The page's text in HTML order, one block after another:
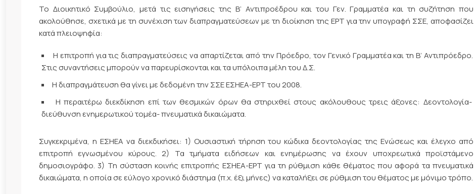
Το Διοικητικό Συμβούλιο, μετά τις εισηγήσεις της Β’ Αντιπροέδρου και του Γεν. Γραμματέα και τη συζήτηση που
ακολούθησε, σχετικά με τη συνέχιση των διαπραγματεύσεων με τη διοίκηση της ΕΡΤ για την υπογραφή ΣΣΕ, αποφασίζει
κατά πλειοψηφία:
Η επιτροπή για τις διαπραγματεύσεις να απαρτίζεται από την Πρόεδρο, τον Γενικό Γραμματέα και τη Β’ Αντιπρόεδρο.
Στις συναντήσεις μπορούν να παρευρίσκονται και τα υπόλοιπα μέλη του Δ.Σ.
Η διαπραγμάτευση θα γίνει με δεδομένη την ΣΣΕ ΕΣΗΕΑ-ΕΡΤ του 2008.
Η περαιτέρω διεκδίκηση επί των θεσμικών όρων θα στηριχθεί στους ακόλουθους τρεις άξονες: Δεοντολογία-
διεύθυνση ενημερωτικού τομέα- πνευματικά δικαιώματα.
Συγκεκριμένα, η ΕΣΗΕΑ να διεκδικήσει: 1) Ουσιαστική τήρηση του κώδικα δεοντολογίας της Ενώσεως και έλεγχο από
επιτροπή εγνωσμένου κύρους. 2) Τα τμήματα ειδήσεων και ενημέρωσης να έχουν υποχρεωτικά προϊστάμενο
δημοσιογράφο. 3) Τη σύσταση κοινής επιτροπής ΕΣΗΕΑ-ΕΡΤ για τη ρύθμιση κάθε θέματος που αφορά τα πνευματικά
δικαιώματα, η οποία σε εύλογο χρονικό διάστημα (π.χ. έξι μήνες) να καταλήξει σε ρύθμιση του θέματος με μόνιμο τρόπο.